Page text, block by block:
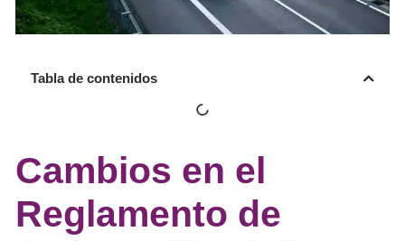
Tabla de contenidos